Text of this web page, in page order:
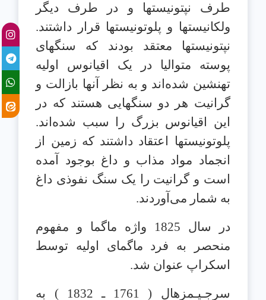
طرف نپتونیستها و در طرف دیگر
ولکانیستها و پلوتونیستها قرار داشتند.
نپتونیستها معتقد بودند که سنگهای
پوسته متوالیا در یک اقیانوس اولیه
تهنشین شده‌اند و به نظر آنها بازالت و
گرانیت هر دو سنگهایی هستند که در
این اقیانوس بزرگ را سبب شده‌اند.
پلوتونیستها اعتقاد داشتند که زمین از
انجماد مواد مذاب و داغ بوجود آمده
است و گرانیت را یک سنگ نفوذی داغ
به شمار می‌آوردند.
در سال 1825 واژه ماگما و مفهوم
منحصر به فرد ماگمای اولیه توسط
اسکراپ عنوان شد.
سرجـیـمزهال ( 1761 ـ 1832 ) به